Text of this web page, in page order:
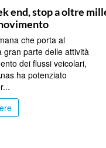
end, stop a oltre
che porta al
gran parte delle attività
dei flussi veicolari,
ha potenziato